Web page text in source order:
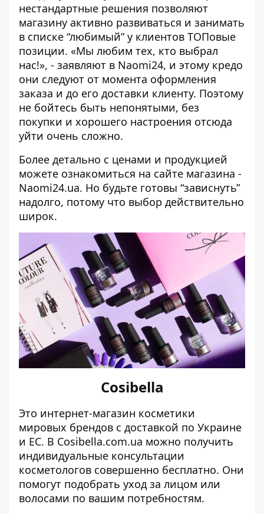
нестандартные решения позволяют
магазину активно развиваться и занимать
в списке “любимый” у клиентов ТОПовые
позиции. «Мы любим тех, кто выбрал
нас!», - заявляют в Naomi24, и этому кредо
они следуют от момента оформления
заказа и до его доставки клиенту. Поэтому
не бойтесь быть непонятыми, без
покупки и хорошего настроения отсюда
уйти очень сложно.
Более детально с ценами и продукцией
можете ознакомиться на сайте магазина -
Naomi24.ua. Но будьте готовы “зависнуть”
надолго, потому что выбор действительно
широк.
Cosibella
Это интернет-магазин косметики
мировых брендов с доставкой по Украине
и ЕС. В Cosibella.com.ua можно получить
индивидуальные консультации
косметологов совершенно бесплатно. Они
помогут подобрать уход за лицом или
волосами по вашим потребностям.